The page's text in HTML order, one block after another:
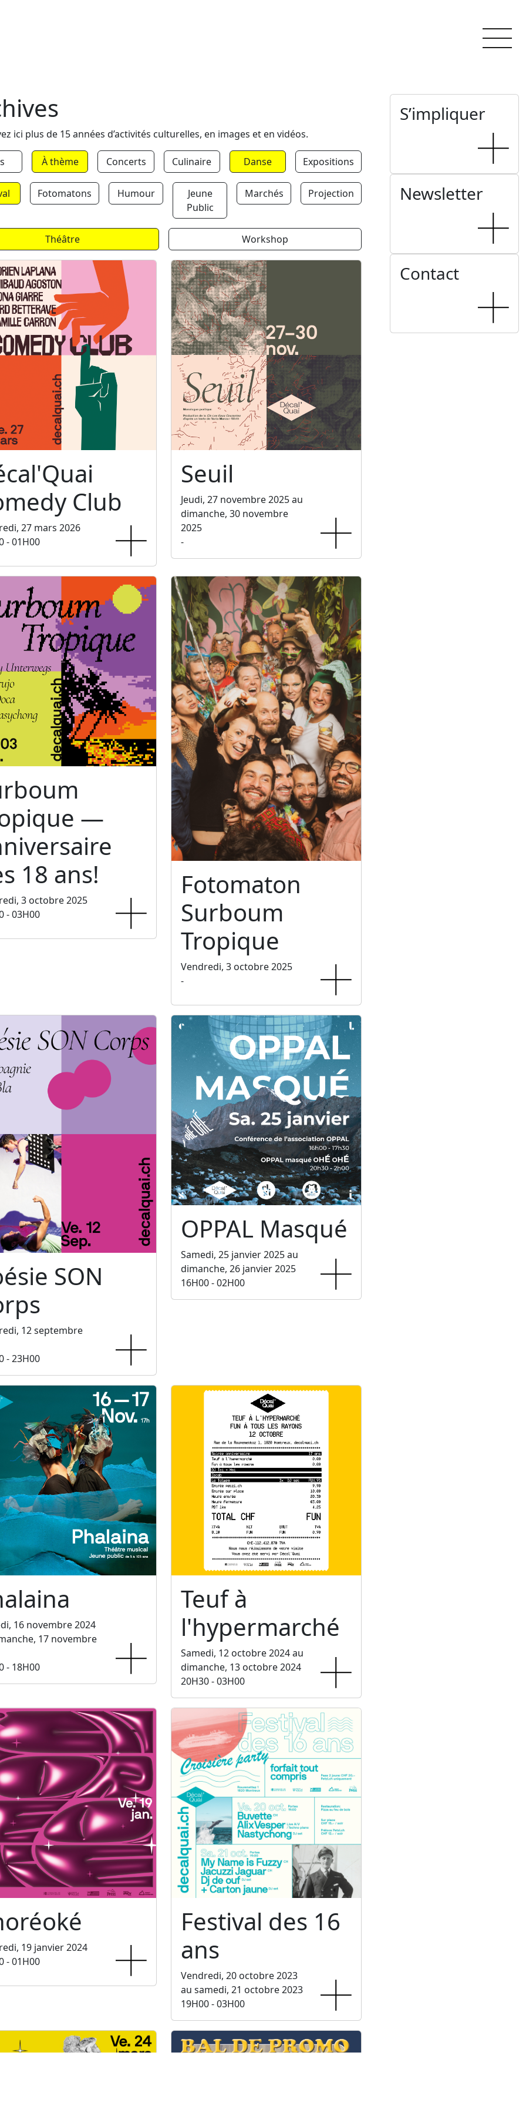
ici plus de 15 années d’activités culturelles, en images et en vidéos.
À thème Concerts Culinaire Danse Expositions
Fotomatons Humour
Jeune
Public
Marchés Projection
Théâtre Workshop
Club
27 mars 2026
- 01H00
Seuil
Jeudi, 27 novembre 2025 au
dimanche, 30 novembre
2025
-
—
18 ans!
3 octobre 2025
- 03H00
Fotomaton
Surboum
Tropique
Vendredi, 3 octobre 2025
-
SON
12 septembre
- 23H00
OPPAL Masqué
Samedi, 25 janvier 2025 au
dimanche, 26 janvier 2025
16H00 - 02H00
16 novembre 2024
17 novembre
- 18H00
Teuf à
l'hypermarché
Samedi, 12 octobre 2024 au
dimanche, 13 octobre 2024
20H30 - 03H00
19 janvier 2024
- 01H00
Festival des 16
ans
Vendredi, 20 octobre 2023
au samedi, 21 octobre 2023
19H00 - 03H00
S’impliquer
Newsletter
Contact